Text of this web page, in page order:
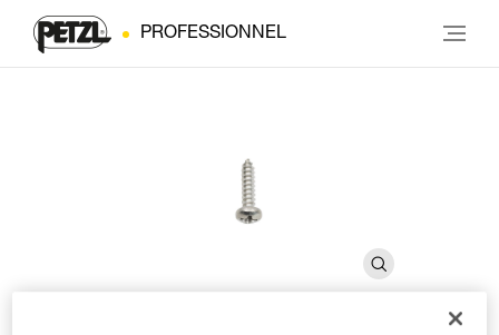
PROFESSIONNEL